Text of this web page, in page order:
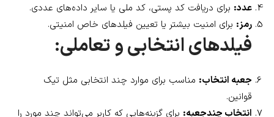
عدد: برای دریافت کد پستی، کد ملی یا سایر داده‌های عددی.
رمز: برای امنیت بیشتر یا تعیین فیلدهای خاص امنیتی.
فیلدهای انتخابی و تعاملی:
جعبه انتخاب: مناسب برای موارد چند انتخابی مثل تیک
قوانین.
انتخاب چندجعبه: برای گزینه‌هایی که کاربر می‌تواند چند مورد را